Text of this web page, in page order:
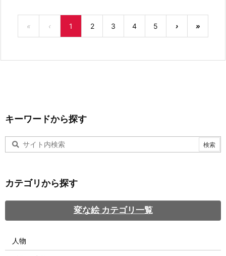
« ‹ 1 2 3 4 5 › »
キーワードから探す
カテゴリから探す
変な絵 カテゴリ一覧
人物